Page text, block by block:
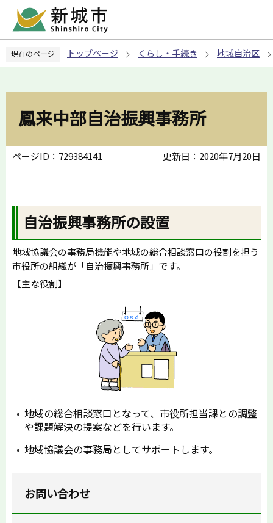
ペ
の
現在のページ トップページ くらし・手続き 地域自治区
鳳来中部自治振興事務所
ページID：729384141 更新日：2020年7月20日
自治振興事務所の設置
地域協議会の事務局機能や地域の総合相談窓口の役割を担う
市役所の組織が「自治振興事務所」です。
【主な役割】
地域の総合相談窓口となって、市役所担当課との調整
や課題解決の提案などを行います。
地域協議会の事務局としてサポートします。
お問い合わせ